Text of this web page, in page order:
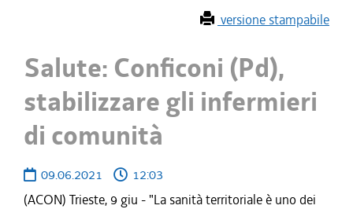
versione stampabile
Salute: Conficoni (Pd),
stabilizzare gli infermieri
di comunità
09.06.2021
12:03
(ACON) Trieste, 9 giu - "La sanità territoriale è uno dei